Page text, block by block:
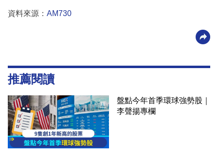
資料來源： AM730
推薦閱讀
盤點今年首季環球強勢股｜
李聲揚專欄